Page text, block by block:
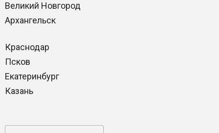
Великий Новгород
Архангельск
Краснодар
Псков
Екатеринбург
Казань